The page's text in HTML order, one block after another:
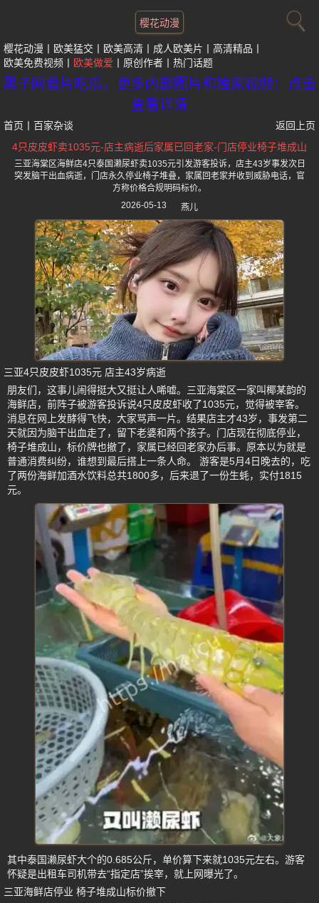
樱花动漫
樱花动漫 欧美猛交 欧美高清 成人欧美片
高清精品
欧美免费视频
欧美做爱 原创作者 热门话题
黑子网看片吃瓜，更多内部图片和独家视频：点击
查看详情
首页 百家杂谈
返回上页
4只皮皮虾卖1035元-店主病逝后家属已回老家-门店停业椅子堆成山
三亚海棠区海鲜店4只泰国濑尿虾卖1035元引发游客投诉，店主43岁事发次日
突发脑干出血病逝，门店永久停业椅子堆叠，家属回老家并收到威胁电话，官
方称价格合规明码标价。
2026-05-13
燕儿
三亚4只皮皮虾1035元 店主43岁病逝
朋友们，这事儿闹得挺大又挺让人唏嘘。三亚海棠区一家叫椰某韵的
海鲜店，前阵子被游客投诉说4只皮皮虾收了1035元，觉得被宰客。
消息在网上发酵得飞快，大家骂声一片。结果店主才43岁，事发第二
天就因为脑干出血走了，留下老婆和两个孩子。门店现在彻底停业，
椅子堆成山，标价牌也撤了，家属已经回老家办后事。原本以为就是
普通消费纠纷，谁想到最后搭上一条人命。 游客是5月4日晚去的，吃
了两份海鲜加酒水饮料总共1800多，后来退了一份生蚝，实付1815
元。
其中泰国濑尿虾大个的0.685公斤，单价算下来就1035元左右。游客
怀疑是出租车司机带去“指定店”挨宰，就上网曝光了。
三亚海鲜店停业 椅子堆成山标价撤下